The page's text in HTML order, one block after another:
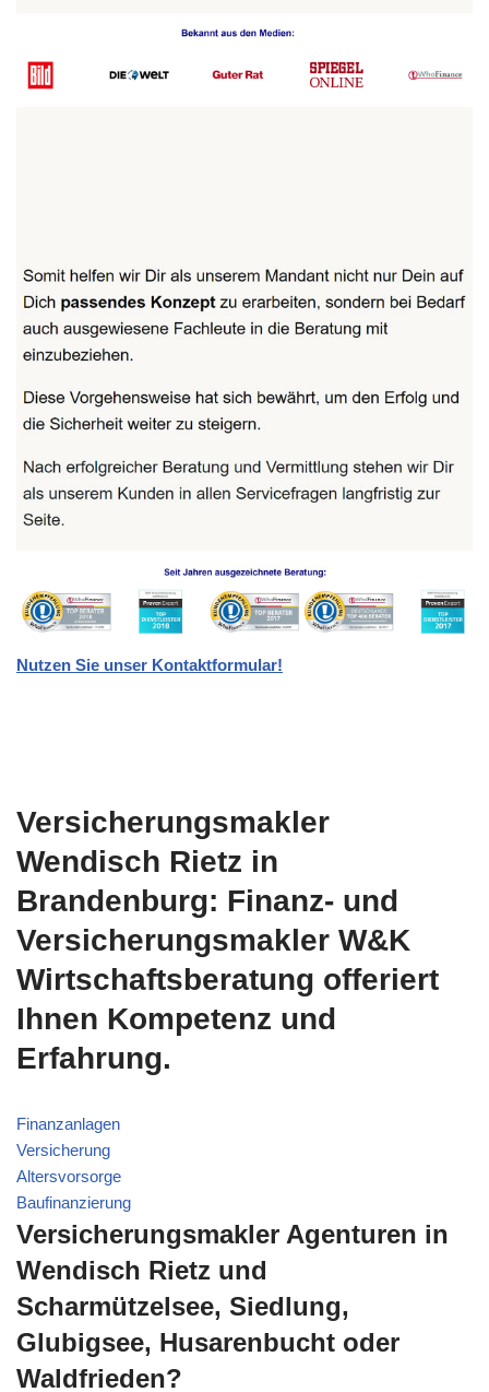
Nutzen Sie unser Kontaktformular!
Versicherungsmakler
Wendisch Rietz in
Brandenburg: Finanz- und
Versicherungsmakler W&K
Wirtschaftsberatung offeriert
Ihnen Kompetenz und
Erfahrung.
Finanzanlagen
Versicherung
Altersvorsorge
Baufinanzierung
Versicherungsmakler Agenturen in
Wendisch Rietz und
Scharmützelsee, Siedlung,
Glubigsee, Husarenbucht oder
Waldfrieden?